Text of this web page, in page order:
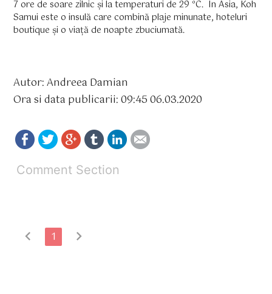
7 ore de soare zilnic și la temperaturi de 29 ºC. În Asia, Koh
Samui este o insulă care combină plaje minunate, hoteluri
boutique și o viață de noapte zbuciumată.
Autor: Andreea Damian
Ora si data publicarii: 09:45 06.03.2020
Comment Section
chevron_left 1 chevron_right